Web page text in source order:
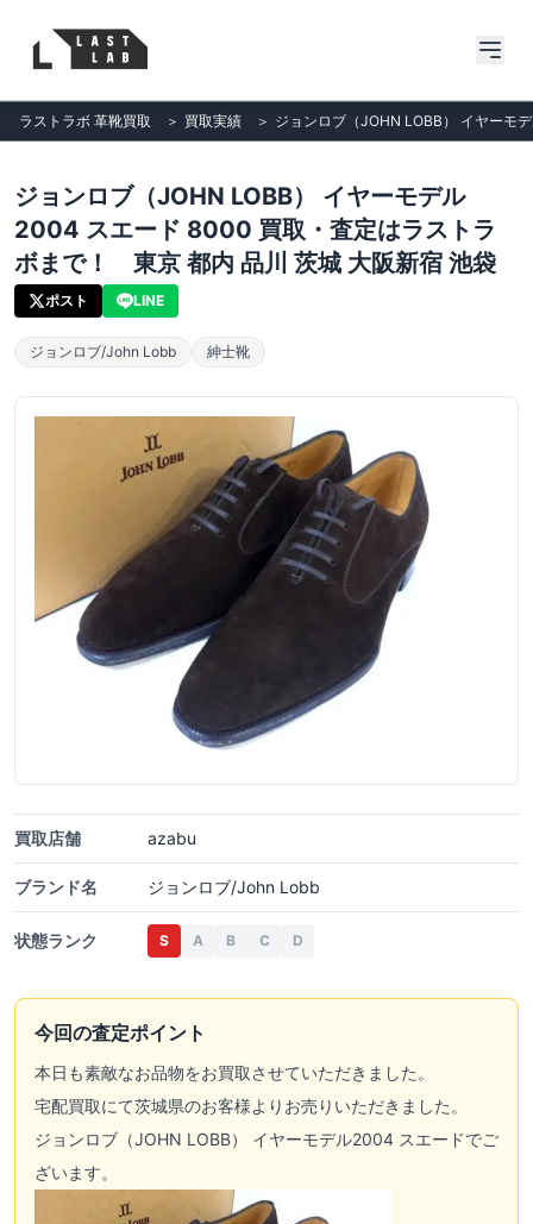
ラストラボ 革靴買取 ＞ 買取実績 ＞ ジョンロブ（JOHN LOBB） イヤーモ
ジョンロブ（JOHN LOBB） イヤーモデル
2004 スエード 8000 買取・査定はラストラ
ボまで！ 東京 都内 品川 茨城 大阪新宿 池袋
ポスト LINE
ジョンロブ/John Lobb 紳士靴
買取店舗 azabu
ブランド名 ジョンロブ/John Lobb
状態ランク S A B C D
今回の査定ポイント
本日も素敵なお品物をお買取させていただきました。
宅配買取にて茨城県のお客様よりお売りいただきました。
ジョンロブ（JOHN LOBB）
イヤーモデル2004 スエードでご
ざいます。